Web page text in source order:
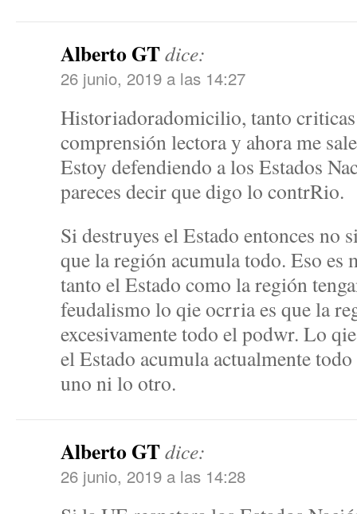
Alberto GTdice:
26 junio, 2019 a las 14:27
Historiadoradomicilio, tanto
comprensión lectora y ahora me
Estoy defendiendo a los Estados
pareces decir que digo lo contrRio.
Si destruyes el Estado entonces no
que la región acumula todo. Eso es
tanto el Estado como la región
feudalismo lo qie ocrria es que la
excesivamente todo el podwr. Lo
el Estado acumula actualmente
uno ni lo otro.
Alberto GTdice:
26 junio, 2019 a las 14:28